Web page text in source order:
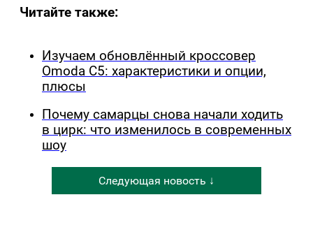
Читайте также:
Изучаем обновлённый кроссовер
Omoda C5: характеристики и опции,
плюсы
Почему самарцы снова начали ходить
в цирк: что изменилось в современных
шоу
Следующая новость ↓